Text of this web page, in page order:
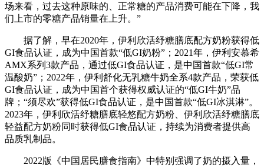
场来看，过去这种原味的、正常糖的产品消费可能在下降，我
们上市的零糖产品销量在上升。”
据了解，早在2020年，伊利欣活纾糖膳底配方奶粉获得低
GI食品认证，成为中国首款“低GI奶粉”；2021年，伊利安慕希
AMX系列3款产品，通过低GI食品认证，是中国首款“低GI常
温酸奶”；2022年，伊利舒化无乳糖牛奶全系4款产品，荣获低
GI食品认证，成为中国首个获得权威认证的“低GI牛奶”品
牌；“须尽欢”获得低GI食品认证，是中国首款“低GI冰淇淋”。
2023年，伊利欣活纾糖膳底轻悠配方奶粉、伊利欣活纾糖膳底
轻益配方奶粉同时获得低GI食品认证，持续为消费者提供高
品质乳制品。
2022版《中国居民膳食指南》中特别强调了奶的摄入量，